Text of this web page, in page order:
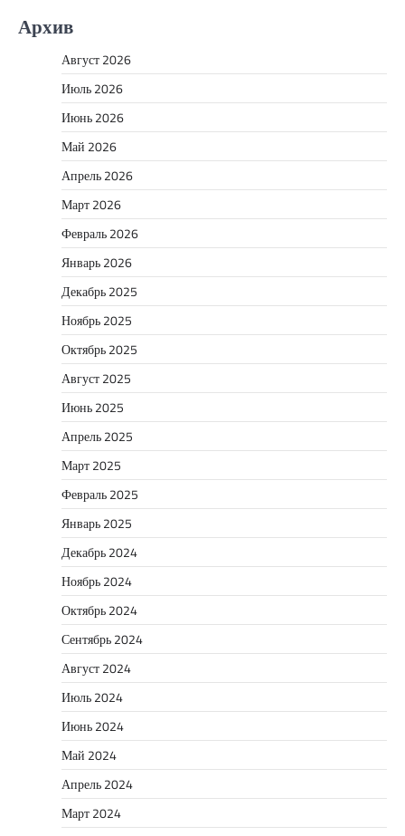
Архив
Август 2026
Июль 2026
Июнь 2026
Май 2026
Апрель 2026
Март 2026
Февраль 2026
Январь 2026
Декабрь 2025
Ноябрь 2025
Октябрь 2025
Август 2025
Июнь 2025
Апрель 2025
Март 2025
Февраль 2025
Январь 2025
Декабрь 2024
Ноябрь 2024
Октябрь 2024
Сентябрь 2024
Август 2024
Июль 2024
Июнь 2024
Май 2024
Апрель 2024
Март 2024